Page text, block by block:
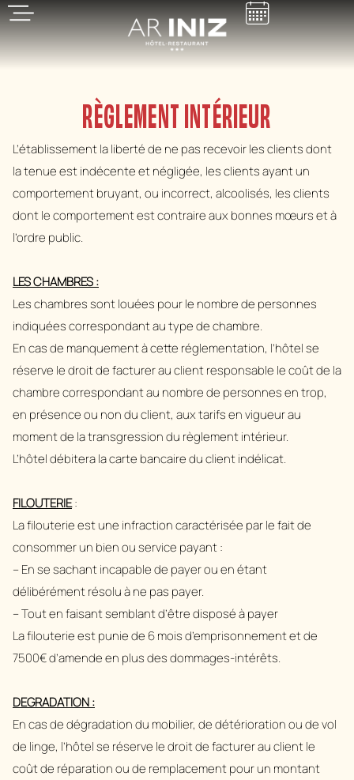
RÈGLEMENT INTÉRIEUR
L’établissement la liberté de ne pas recevoir les clients dont
la tenue est indécente et négligée, les clients ayant un
comportement bruyant, ou incorrect, alcoolisés, les clients
dont le comportement est contraire aux bonnes mœurs et à
l’ordre public.
LES CHAMBRES :
Les chambres sont louées pour le nombre de personnes
indiquées correspondant au type de chambre.
En cas de manquement à cette réglementation, l’hôtel se
réserve le droit de facturer au client responsable le coût de la
chambre correspondant au nombre de personnes en trop,
en présence ou non du client, aux tarifs en vigueur au
moment de la transgression du règlement intérieur.
L’hôtel débitera la carte bancaire du client indélicat.
FILOUTERIE:
La filouterie est une infraction caractérisée par le fait de
consommer un bien ou service payant :
– En se sachant incapable de payer ou en étant
délibérément résolu à ne pas payer.
– Tout en faisant semblant d’être disposé à payer
La filouterie est punie de 6 mois d’emprisonnement et de
7500€ d’amende en plus des dommages-intérêts.
DEGRADATION :
En cas de dégradation du mobilier, de détérioration ou de vol
de linge, l’hôtel se réserve le droit de facturer au client le
coût de réparation ou de remplacement pour un montant